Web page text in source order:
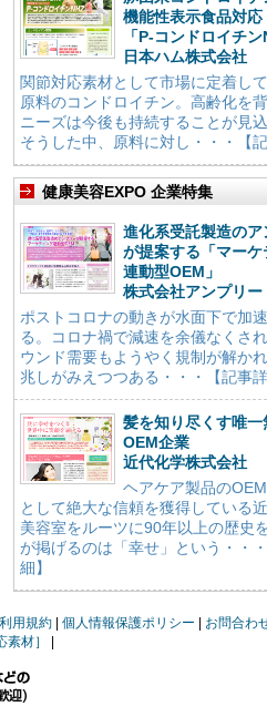
機能性表示食品対応
「P-コンドロイチン
日本ハム株式会社
関節対応素材として市場に定着し
原料のコンドロイチン。高齢化を
ニーズは今後も持続することが見込
そうした中、原料に対し・・・【記
健康美容EXPO 企業特集
進化系受託製造のア
が提案する「マーケ
連動型OEM」
株式会社アンプリー
ポストコロナの動きが水面下で加
る。コロナ禍で減速を余儀なくさ
ウンド需要もようやく規制が解か
兆しがみえつつある・・・【記事詳
髪を知り尽くす唯一
OEM企業
近代化学株式会社
ヘアケア製品の
として絶大な信頼を獲得している近
美容室をルーツに90年以上の歴史
が掲げるのは「幸せ」という・・
細】
利用規約 個人情報保護ポリシー
お問合わ
材］